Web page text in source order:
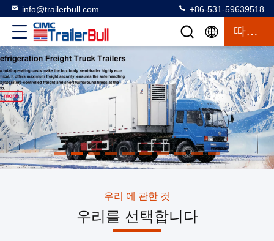
info@trailerbull.com +86-531-59639518
따옴표
우리 에 관한 것
우리를 선택합니다